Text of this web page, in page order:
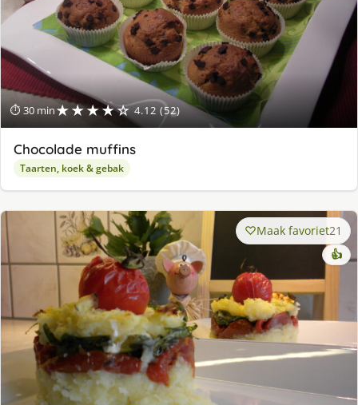
⏱ 30 min★★★★☆ 4.12 (52)
Chocolade muffins
Taarten, koek & gebak
Maak favoriet21
👍